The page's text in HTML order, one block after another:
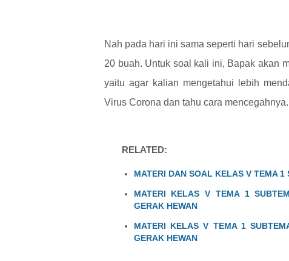
Nah pada hari ini sama seperti hari
20 buah. Untuk soal kali ini, Bapak akan
yaitu agar kalian mengetahui lebih
Virus Corona dan tahu cara mencegahnya.
RELATED:
MATERI DAN SOAL KELAS V TEMA
MATERI KELAS V TEMA 1
GERAK HEWAN
MATERI KELAS V TEMA 1
GERAK HEWAN